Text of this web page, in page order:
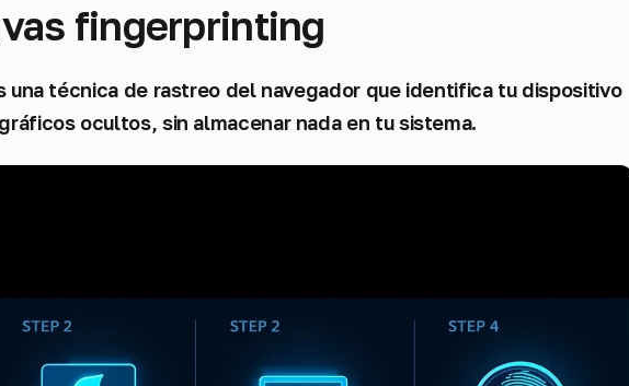
fingerprinting
una técnica de rastreo del navegador que identifica tu dispositivo
ocultos, sin almacenar nada en tu sistema.